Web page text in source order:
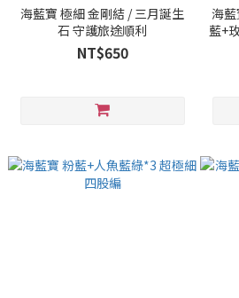
海藍寶 極細 金剛結 / 三月誕生
石 守護旅途順利
NT$650
海
藍+